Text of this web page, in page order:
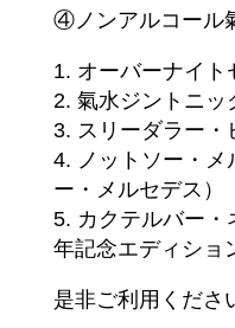
④ノンアルコール
1. オーバーナイ
2. 氣水ジントニッ
3. スリーダラー・
4. ノットソー・メ
ー・メルセデス）
5. カクテルバー・
年記念エディショ
是非ご利用くださ